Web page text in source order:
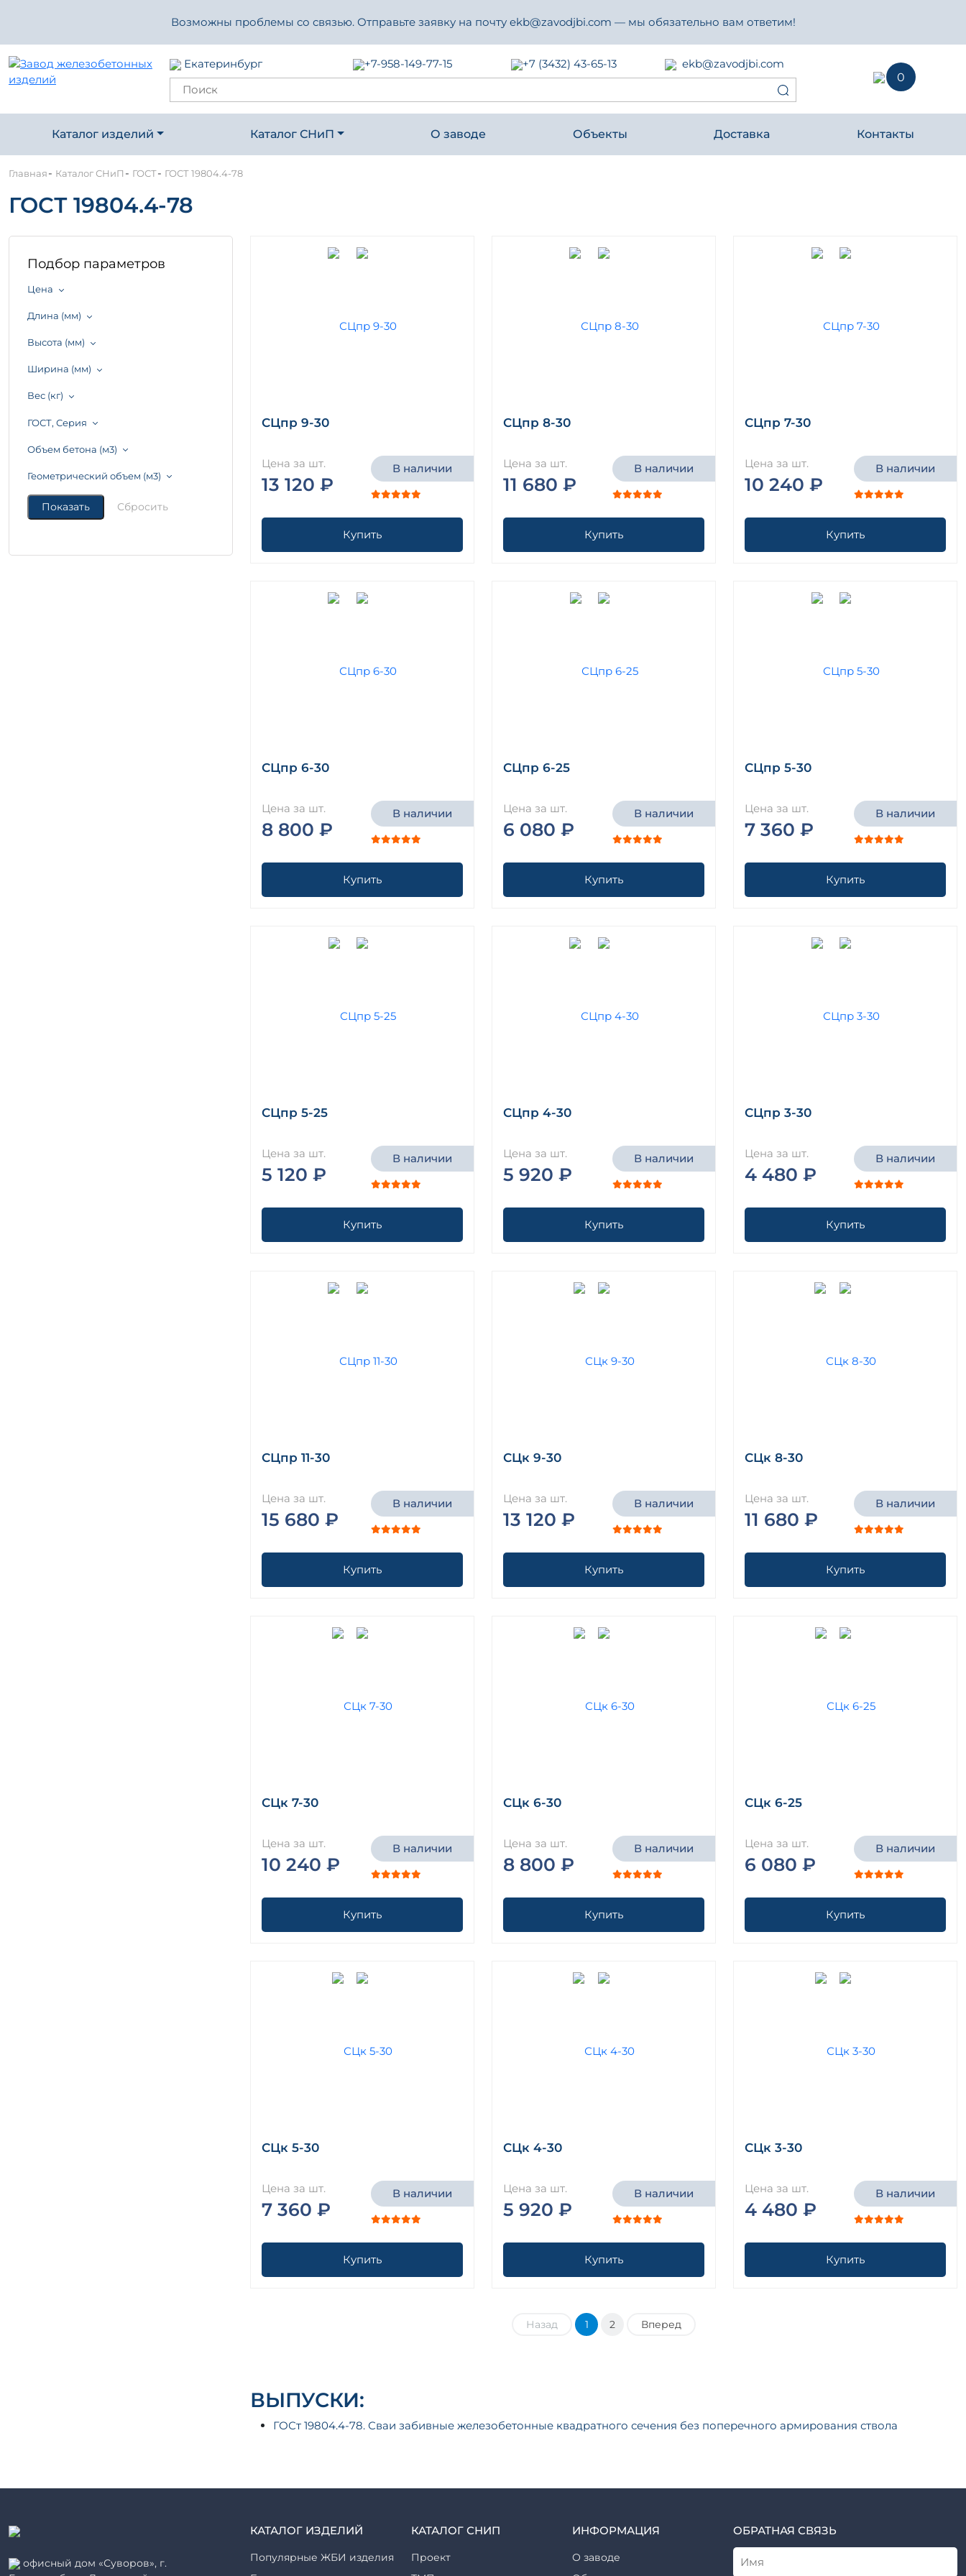
Возможны проблемы со связью. Отправьте заявку на почту ekb@zavodjbi.com — мы обязательно вам ответим!
Екатеринбург +7-958-149-77-15 +7 (3432) 43-65-13
ekb@zavodjbi.com
0
Каталог изделий Каталог СНиП О заводе Объекты Доставка Контакты
Главная- Каталог СНиП - ГОСТ- ГОСТ 19804.4-78
ГОСТ 19804.4-78
Подбор параметров
Цена
Длина (мм)
Высота (мм)
Ширина (мм)
Вес (кг)
ГОСТ, Серия
Объем бетона (м3)
Геометрический объем (м3)
СЦпр 9-30
Цена за шт.
13 120 ₽
В наличии
Купить
СЦпр 8-30
Цена за шт.
11 680 ₽
В наличии
Купить
СЦпр 7-30
Цена за шт.
10 240 ₽
В наличии
Купить
СЦпр 6-30
Цена за шт.
8 800 ₽
В наличии
Купить
СЦпр 6-25
Цена за шт.
6 080 ₽
В наличии
Купить
СЦпр 5-30
Цена за шт.
7 360 ₽
В наличии
Купить
СЦпр 5-25
Цена за шт.
5 120 ₽
В наличии
Купить
СЦпр 4-30
Цена за шт.
5 920 ₽
В наличии
Купить
СЦпр 3-30
Цена за шт.
4 480 ₽
В наличии
Купить
СЦпр 11-30
Цена за шт.
15 680 ₽
В наличии
Купить
СЦк 9-30
Цена за шт.
13 120 ₽
В наличии
Купить
СЦк 8-30
Цена за шт.
11 680 ₽
В наличии
Купить
СЦк 7-30
Цена за шт.
10 240 ₽
В наличии
Купить
СЦк 6-30
Цена за шт.
8 800 ₽
В наличии
Купить
СЦк 6-25
Цена за шт.
6 080 ₽
В наличии
Купить
СЦк 5-30
Цена за шт.
7 360 ₽
В наличии
Купить
СЦк 4-30
Цена за шт.
5 920 ₽
В наличии
Купить
СЦк 3-30
Цена за шт.
4 480 ₽
В наличии
Купить
Назад 1 2 Вперед
ВЫПУСКИ:
ГОСт 19804.4-78. Сваи забивные железобетонные квадратного сечения без поперечного армирования ствола
офисный дом «Суворов», г.
КАТАЛОГ ИЗДЕЛИЙ
Популярные ЖБИ изделия
КАТАЛОГ СНИП
Проект
ИНФОРМАЦИЯ
О заводе
ОБРАТНАЯ СВЯЗЬ